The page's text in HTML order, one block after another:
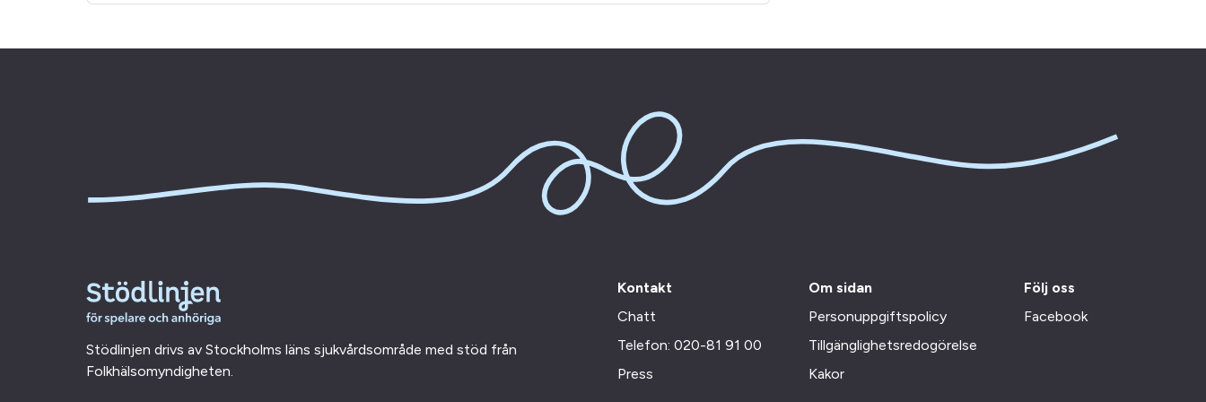
Stödlinjen drivs av Stockholms läns sjukvårdsområde med stöd från
Folkhälsomyndigheten.
Kontakt
Chatt
Telefon: 020-81 91 00
Press
Om sidan
Personuppgiftspolicy
Tillgänglighetsredogörelse
Kakor
Följ oss
Facebook